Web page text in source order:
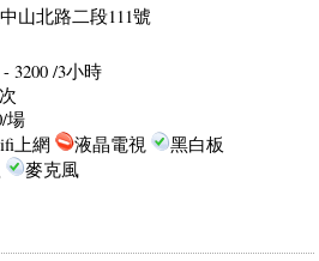
山北路二段111號
3200 /3小時
場
上網 液晶電視
黑白板
麥克風